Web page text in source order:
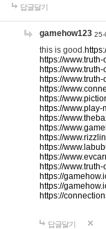
답글달기
gamehow123 25-
this is good.
https://
https://
https://
https://
https://
https://
https://
https://
https://
https://
https://
https://
https://
https://
https://
답글달기